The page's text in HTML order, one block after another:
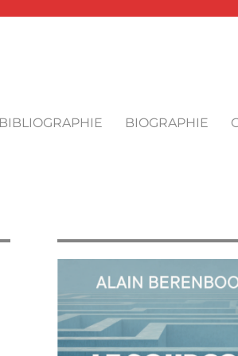
BIOGRAPHIE